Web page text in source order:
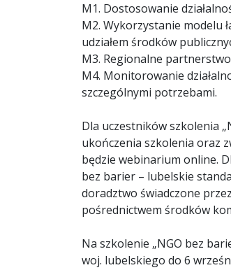
M1. Dostosowanie
M2. Wykorzystanie modelu
udziałem środków
M3. Regionalne
M4. Monitorowanie
szczególnymi potrzebami.
Dla uczestników szkolenia
ukończenia szkolenia oraz
będzie webinarium online.
bez barier – lubelskie
doradztwo świadczone
pośrednictwem środków
Na szkolenie „NGO bez
woj. lubelskiego do 6